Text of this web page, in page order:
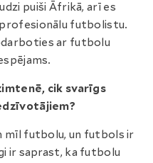
puiši Āfrikā, arī es
futbolistu.
ar futbolu
cik svarīgs
mīl futbolu, un futbols ir
ir saprast, ka futbolu